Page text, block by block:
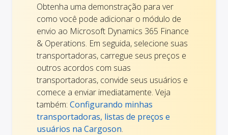
Obtenha uma demonstração para ver
como você pode adicionar o módulo de
envio ao Microsoft Dynamics 365 Finance
& Operations. Em seguida, selecione suas
transportadoras, carregue seus preços e
outros acordos com suas
transportadoras, convide seus usuários e
comece a enviar imediatamente. Veja
também: Configurando minhas
transportadoras, listas de preços e
usuários na Cargoson.